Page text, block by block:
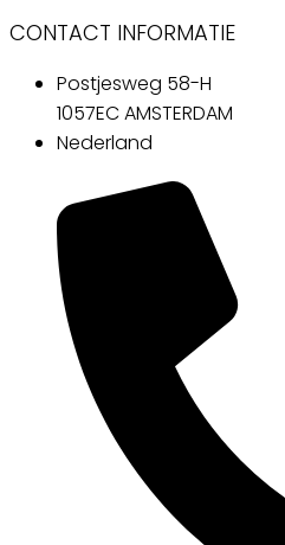
CONTACT INFORMATIE
Postjesweg 58-H
1057EC AMSTERDAM
Nederland